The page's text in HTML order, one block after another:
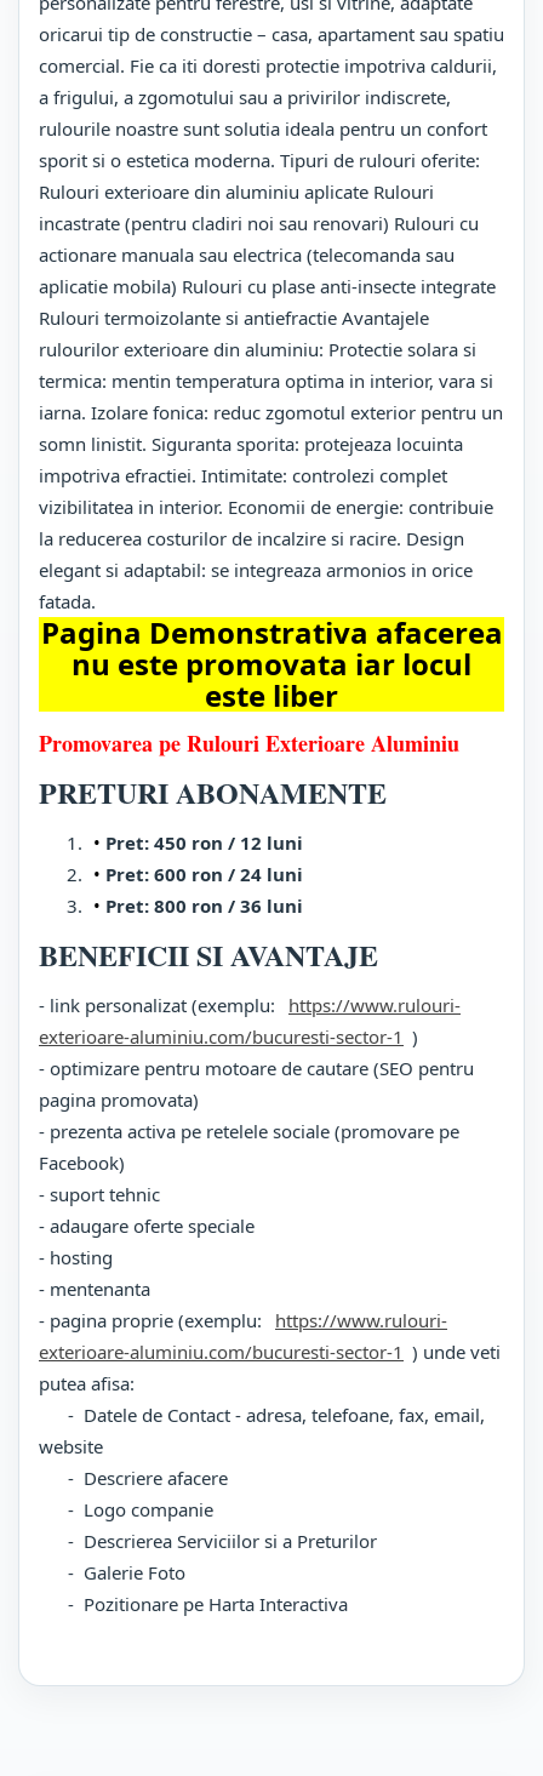
oricarui tip de constructie – casa, apartament sau spatiu
comercial. Fie ca iti doresti protectie impotriva caldurii,
a frigului, a zgomotului sau a privirilor indiscrete,
rulourile noastre sunt solutia ideala pentru un confort
sporit si o estetica moderna. Tipuri de rulouri oferite:
Rulouri exterioare din aluminiu aplicate Rulouri
incastrate (pentru cladiri noi sau renovari) Rulouri cu
actionare manuala sau electrica (telecomanda sau
aplicatie mobila) Rulouri cu plase anti-insecte integrate
Rulouri termoizolante si antiefractie Avantajele
rulourilor exterioare din aluminiu: Protectie solara si
termica: mentin temperatura optima in interior, vara si
iarna. Izolare fonica: reduc zgomotul exterior pentru un
somn linistit. Siguranta sporita: protejeaza locuinta
impotriva efractiei. Intimitate: controlezi complet
vizibilitatea in interior. Economii de energie: contribuie
la reducerea costurilor de incalzire si racire. Design
elegant si adaptabil: se integreaza armonios in orice
fatada.
Pagina Demonstrativa afacerea
nu este promovata iar locul
este liber
Promovarea pe Rulouri Exterioare Aluminiu
PRETURI ABONAMENTE
Pret: 450 ron / 12 luni
Pret: 600 ron / 24 luni
Pret: 800 ron / 36 luni
BENEFICII SI AVANTAJE
- link personalizat (exemplu:
https://www.rulouri-
exterioare-aluminiu.com/bucuresti-sector-1 )
- optimizare pentru motoare de cautare (SEO pentru
pagina promovata)
- prezenta activa pe retelele sociale (promovare pe
Facebook)
- suport tehnic
- adaugare oferte speciale
- hosting
- mentenanta
- pagina proprie (exemplu:
https://www.rulouri-
exterioare-aluminiu.com/bucuresti-sector-1 ) unde veti
putea afisa:
- Datele de Contact - adresa, telefoane, fax, email,
website
- Descriere afacere
- Logo companie
- Descrierea Serviciilor si a Preturilor
- Galerie Foto
- Pozitionare pe Harta Interactiva